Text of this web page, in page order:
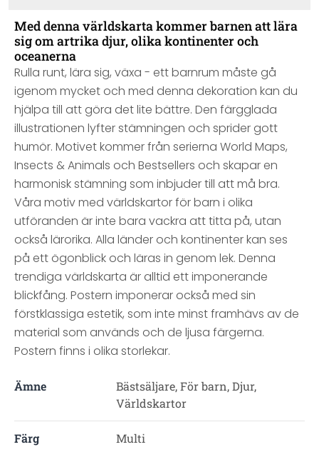
Med denna världskarta kommer barnen att lära
sig om artrika djur, olika kontinenter och
oceanerna
Rulla runt, lära sig, växa - ett barnrum måste gå
igenom mycket och med denna dekoration kan du
hjälpa till att göra det lite bättre. Den färgglada
illustrationen lyfter stämningen och sprider gott
humör. Motivet kommer från serierna World Maps,
Insects & Animals och Bestsellers och skapar en
harmonisk stämning som inbjuder till att må bra.
Våra motiv med världskartor för barn i olika
utföranden är inte bara vackra att titta på, utan
också lärorika. Alla länder och kontinenter kan ses
på ett ögonblick och läras in genom lek. Denna
trendiga världskarta är alltid ett imponerande
blickfång. Postern imponerar också med sin
förstklassiga estetik, som inte minst framhävs av de
material som används och de ljusa färgerna.
Postern finns i olika storlekar.
Ämne
Bästsäljare, För barn, Djur,
Världskartor
Färg Multi